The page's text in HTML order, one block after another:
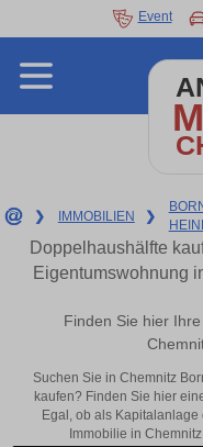
Event
❯ IMMOBILIEN ❯
Doppelhaushälfte
Eigentumswohnung
Finden Sie hier
Suchen Sie in Chemnitz
kaufen? Finden Sie hier
Egal, ob als
Immobilie in